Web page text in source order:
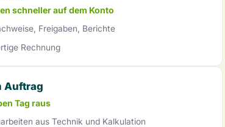
schneller auf dem Konto
Freigaben, Berichte
Rechnung
Auftrag
Tag raus
aus Technik und Kalkulation